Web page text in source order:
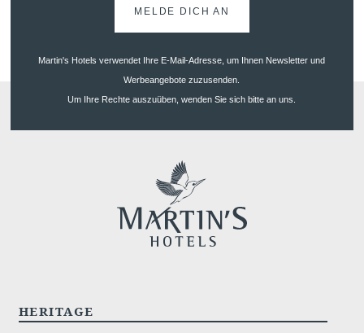
MELDE DICH AN
Martin's Hotels verwendet Ihre E-Mail-Adresse, um Ihnen Newsletter und
Werbeangebote zuzusenden.
Um Ihre Rechte auszuüben, wenden Sie sich bitte an uns.
HERITAGE